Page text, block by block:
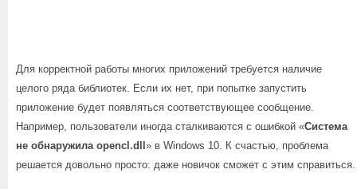
Для корректной работы многих приложений требуется наличие
целого ряда библиотек. Если их нет, при попытке запустить
приложение будет появляться соответствующее сообщение.
Например, пользователи иногда сталкиваются с ошибкой «Система
не обнаружила opencl.dll » в Windows 10. К счастью, проблема
решается довольно просто: даже новичок сможет с этим справиться.